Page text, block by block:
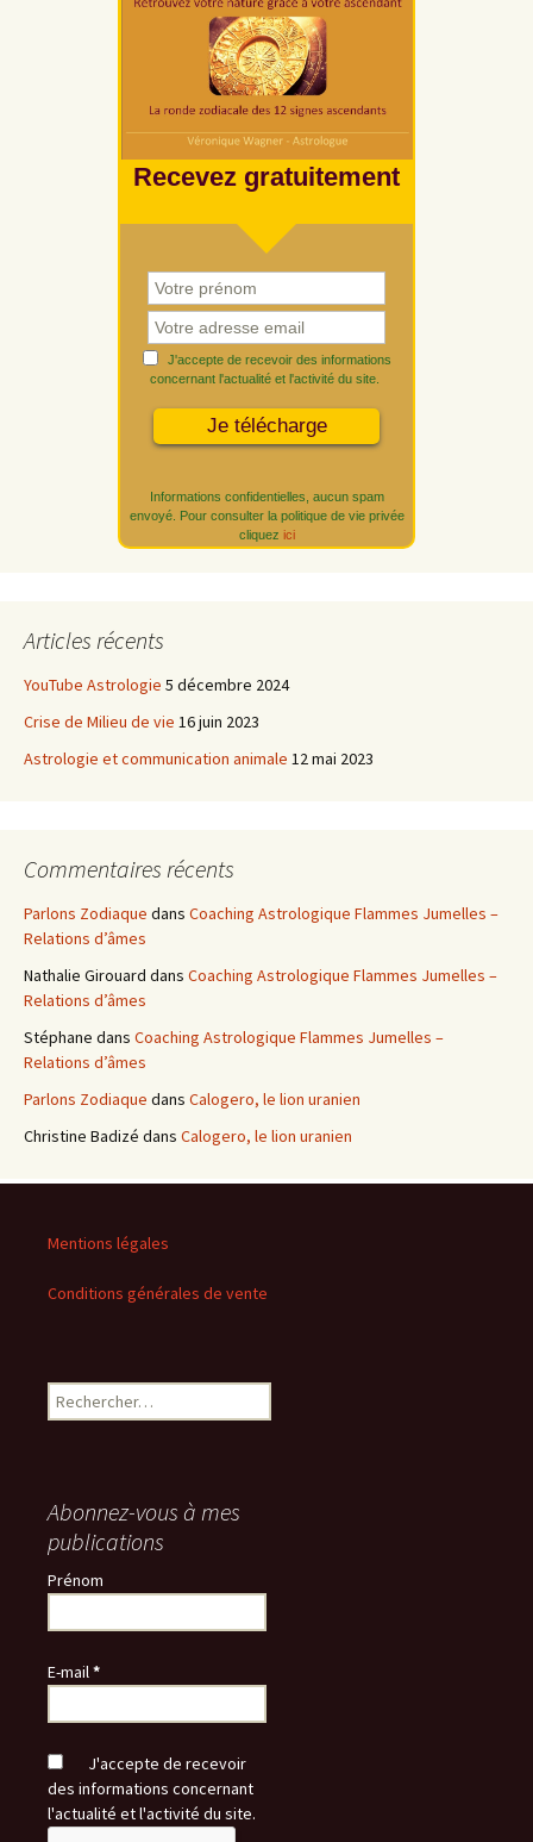
Recevez gratuitement
J'accepte de recevoir des informations
concernant l'actualité et l'activité du site.
Informations confidentielles, aucun spam
envoyé. Pour consulter la politique de vie privée
cliquez ici
Articles récents
YouTube Astrologie 5 décembre 2024
Crise de Milieu de vie 16 juin 2023
Astrologie et communication animale 12 mai 2023
Commentaires récents
Parlons Zodiaque dans Coaching Astrologique Flammes Jumelles –
Relations d’âmes
Nathalie Girouard dans Coaching Astrologique Flammes Jumelles –
Relations d’âmes
Stéphane dans Coaching Astrologique Flammes Jumelles –
Relations d’âmes
Parlons Zodiaque dans Calogero, le lion uranien
Christine Badizé dans Calogero, le lion uranien
Mentions légales
Conditions générales de vente
Rechercher :
Abonnez-vous à mes
publications
Prénom
E-mail*
J'accepte de recevoir
des informations concernant
l'actualité et l'activité du site.